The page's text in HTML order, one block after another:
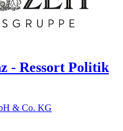
- Ressort Politik
& Co. KG